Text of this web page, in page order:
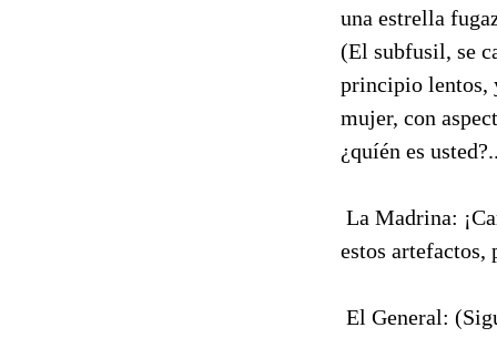
una estrella
(El subfusil, se
principio lentos,
mujer, con
¿quíén es
 La Madrina:
estos artefactos,
 El General: